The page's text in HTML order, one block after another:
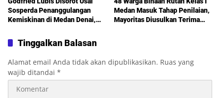
Sosperda Penanggulangan
Kemiskinan di Medan Denai,
Jalan Mati hingga Sulit Akses
Bantuan
Medan Masuk Tahap Penilaian,
Mayoritas Diusulkan Terima
Tinggalkan Balasan
Alamat email Anda tidak akan dipublikasikan. Ruas yang
wajib ditandai *